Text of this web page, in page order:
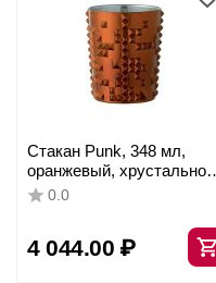
Стакан Punk, 348 мл,
оранжевый, хрустальное
стекло, Nachtmann
0.0
4 044.00 ₽